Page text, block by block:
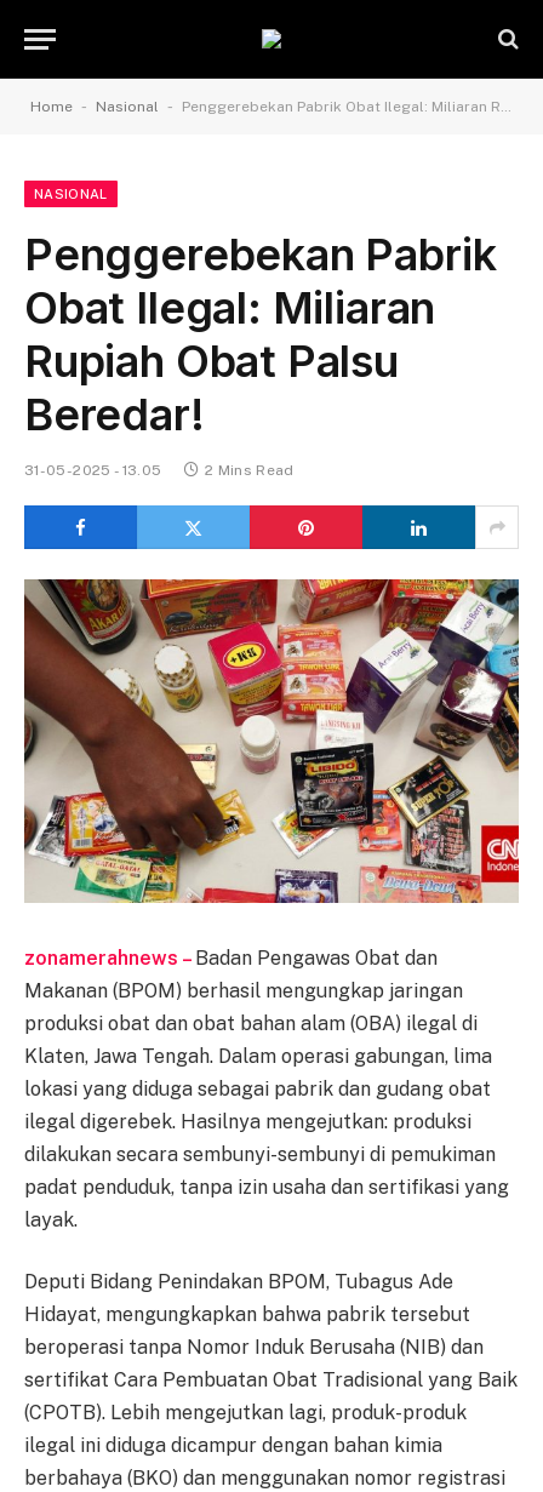
Home - Nasional - Penggerebekan Pabrik Obat Ilegal: Miliaran Rupiah Obat Palsu Beredar!
NASIONAL
Penggerebekan Pabrik
Obat Ilegal: Miliaran
Rupiah Obat Palsu
Beredar!
31-05-2025 - 13.05 2 Mins Read
zonamerahnews – Badan Pengawas Obat dan
Makanan (BPOM) berhasil mengungkap jaringan
produksi obat dan obat bahan alam (OBA) ilegal di
Klaten, Jawa Tengah. Dalam operasi gabungan, lima
lokasi yang diduga sebagai pabrik dan gudang obat
ilegal digerebek. Hasilnya mengejutkan: produksi
dilakukan secara sembunyi-sembunyi di pemukiman
padat penduduk, tanpa izin usaha dan sertifikasi yang
layak.
Deputi Bidang Penindakan BPOM, Tubagus Ade
Hidayat, mengungkapkan bahwa pabrik tersebut
beroperasi tanpa Nomor Induk Berusaha (NIB) dan
sertifikat Cara Pembuatan Obat Tradisional yang Baik
(CPOTB). Lebih mengejutkan lagi, produk-produk
ilegal ini diduga dicampur dengan bahan kimia
berbahaya (BKO) dan menggunakan nomor registrasi